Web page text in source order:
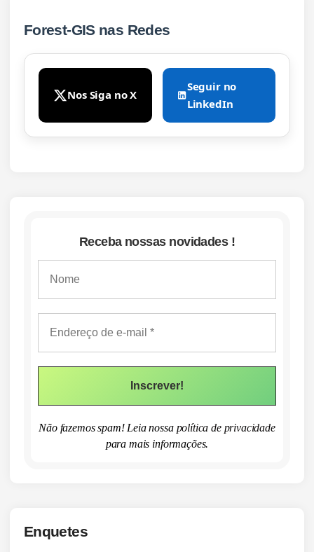
Forest-GIS nas Redes
Nos Siga no X
Seguir no
LinkedIn
Receba nossas novidades !
Não fazemos spam! Leia nossa política de privacidade
para mais informações.
Enquetes